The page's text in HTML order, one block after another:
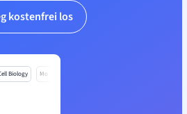
kostenfrei los
Biology Mo